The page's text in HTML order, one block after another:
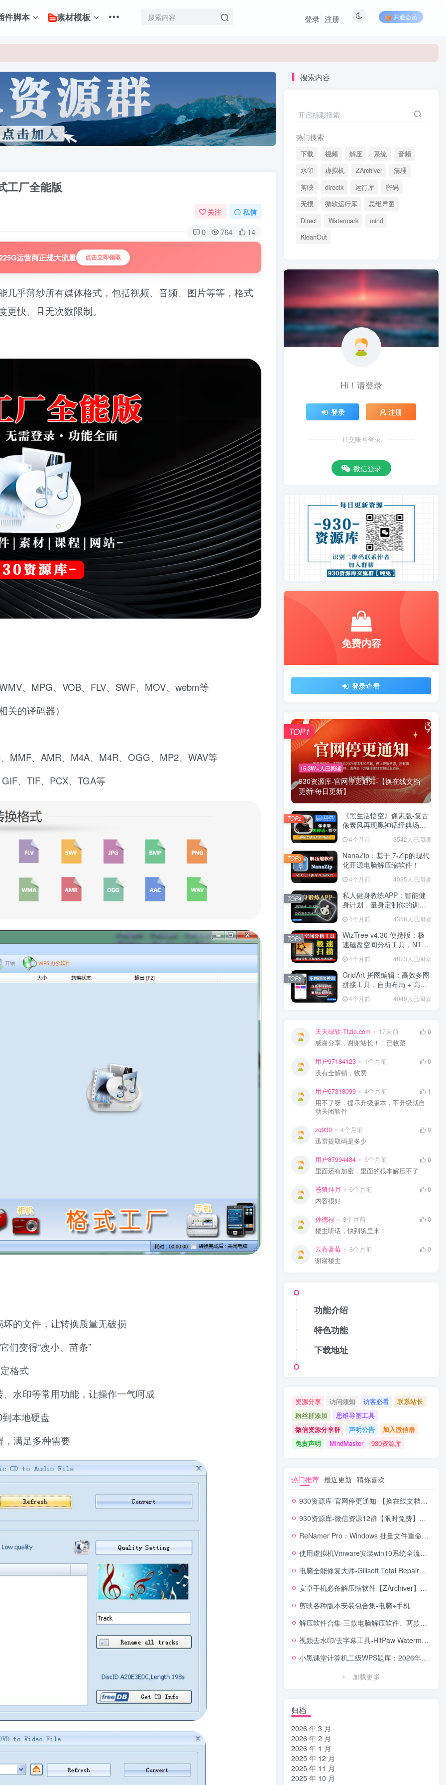
件脚本 素材模板 开通会员
登录 注册
工厂全能版
关注 私信
0 764 14
运营商正规大流量 点击立即领取
几乎薄纱所有媒体格式，包括视频、音频、图片等等，格式
快、且无次数限制。
、MPG、VOB、FLV、SWF、MOV、webm等
关的译码器）
MMF、AMR、M4A、M4R、OGG、MP2、WAV等
、TIF、PCX、TGA等
的文件，让转换质量无破损
们变得“瘦小、苗条”
格式
水印等常用功能，让操作一气呵成
本地硬盘
，满足多种需要
搜索内容
开启精彩搜索
热门搜索
下载 视频 解压 系统
音频
水印
虚拟机 ZArchiver
清理
剪映
directx 运行库
密码
无损
微软运行库
思维导图
Direct
Watermark
mind
KleanOut
Hi！请登录
登录 注册
社交账号登录
微信登录
免费内容
登录查看
15.3W+人已阅读
930资源库-官网停更通知-【换在线文档
更新-每日更新】
TOP1
《黑生活悟空》像素版-复古
像素风再现黑神话经典场景
4个月前 3542人已阅读
TOP2
NanaZip：基于 7-Zip的现代
化开源电脑解压缩软件！
4个月前 4035人已阅读
TOP3
私人健身教练APP：智能健
身计划，量身定制你的训练
方案！
4个月前 4358人已阅读
TOP4
WizTree v4.30 便携版：极
速磁盘空间分析工具，NTFS
秒扫，可视化空间管理！
4个月前 4873人已阅读
TOP5
GridArt 拼图编辑：高效多图
拼接工具，自由布局 + 高清
导出，修图 + 拼图一步到
位！4个月前 4049人已阅读
TOP6
天天绿软-Ttzip.com 17天前
0
感谢分享，谢谢站长！！已收藏
用户97184123 1个月前
0
没有全解锁，收费
用户67318099 4个月前
1
用不了呀，提示升级版本，不升级就自
动关闭软件
zq930 4个月前
0
迅雷提取码是多少
用户87994484 5个月前
0
里面还有加密，里面的根本解压不了
苍狼拜月 6个月前
0
内容很好
孙德禄 8个月前
0
楼主听话，快到碗里来！
云吞蓝莓 8个月前
0
谢谢楼主
功能介绍
特色功能
下载地址
资源分享 访问须知 访客必看
联系站长
粉丝群添加
思维导图工具
微信资源分享群
声明公告
加入微信群
免责声明
MindMaster 930资源库
热门推荐 最近更新 猜你喜欢
930资源库-官网停更通知-【换在线文档更新-每日更新】
930资源库-微信资源12群【限时免费】开放入群中！！！
ReNamer Pro：Windows 批量文件重命名神器，正则 + 脚本全能搞定！
使用虚拟机Vmware安装win10系统全流程【含系统镜像】
电脑全能修复大师-Gilisoft Total Repair【中文版】
安卓手机必备解压缩软件【ZArchiver】安卓全能解压缩工具，格式全兼容 + 无广告体验
剪映各种版本安装包合集-电脑+手机
解压软件合集-三款电脑解压软件、两款手机解压软件
视频去水印/去字幕工具-HitPaw Watermark Remover Portable便携版去水印工具
小黑课堂计算机二级WPS题库：2026年3月考试专用，14套真题直接刷！！！
加载更多
归档
2026 年 3 月
2026 年 2 月
2026 年 1 月
2025 年 12 月
2025 年 11 月
2025 年 10 月